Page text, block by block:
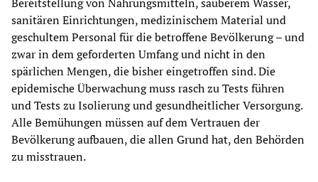
sanitären Einrichtungen, medizinischem Material und
geschultem Personal für die betroffene Bevölkerung – und
zwar in dem geforderten Umfang und nicht in den
spärlichen Mengen, die bisher eingetroffen sind. Die
epidemische Überwachung muss rasch zu Tests führen
und Tests zu Isolierung und gesundheitlicher Versorgung.
Alle Bemühungen müssen auf dem Vertrauen der
Bevölkerung aufbauen, die allen Grund hat, den Behörden
zu misstrauen.